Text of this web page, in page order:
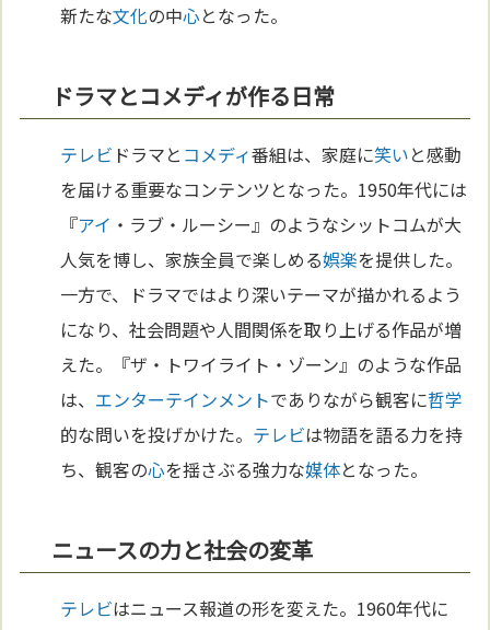
新たな文化の中心となった。
ドラマとコメディが作る日常
テレビ ドラマと コメディ番組は、家庭に笑いと感動
を届ける重要なコンテンツとなった。1950年代には
『アイ ・ラブ・ルーシー』のようなシットコムが大
人気を博し、家族全員で楽しめる娯楽を提供した。
一方で、ドラマではより深いテーマが描かれるよう
になり、社会問題や人間関係を取り上げる作品が増
えた。『ザ・トワイライト・ゾーン』のような作品
は、 エンターテインメントでありながら観客に哲学
的な問いを投げかけた。 テレビは物語を語る力を持
ち、観客の心を揺さぶる強力な媒体となった。
ニュースの力と社会の変革
テレビはニュース報道の形を変えた。1960年代に